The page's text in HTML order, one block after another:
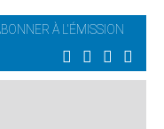
À L'ÉMISSION